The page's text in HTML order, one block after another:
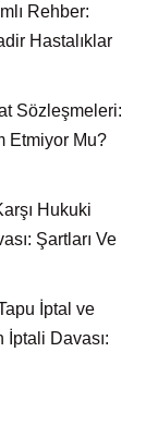
Rehber:
Hastalıklar
Sözleşmeleri:
Etmiyor Mu?
Hukuki
Şartları Ve
İptal ve
İptali Davası: